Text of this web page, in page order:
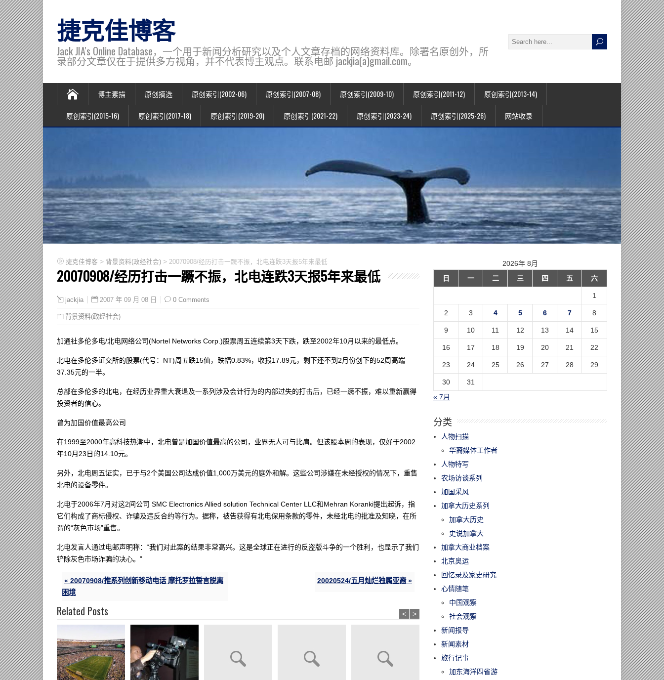
捷克佳博客
Jack JIA's Online Database，一个用于新闻分析研究以及个人文章存档的网络资料库。除署名原创外，所
录部分文章仅在于提供多方视角，并不代表博主观点。联系电邮 jackjia(a)gmail.com。
博主素描 原创摘选 原创索引(2002-06) 原创索引(2007-08) 原创索引(2009-10) 原创索引(2011-12) 原创索引(2013-14)
原创索引(2015-16) 原创索引(2017-18) 原创索引(2019-20) 原创索引(2021-22) 原创索引(2023-24) 原创索引(2025-26) 网站收录
捷克佳博客 > 背景资料(政经社会) > 20070908/经历打击一蹶不振，北电连跌3天报5年来最低
20070908/经历打击一蹶不振，北电连跌3天报5年来最低
jackjia 2007 年 09 月 08 日 0 Comments
背景资料(政经社会)
加通社多伦多电/北电网络公司(Nortel Networks Corp.)股票周五连续第3天下跌，跌至2002年10月以来的最低点。
北电在多伦多证交所的股票(代号：NT)周五跌15仙，跌幅0.83%，收报17.89元，剩下还不到2月份创下的52周高端
37.35元的一半。
总部在多伦多的北电，在经历业界重大衰退及一系列涉及会计行为的内部过失的打击后，已经一蹶不振，难以重新赢得
投资者的信心。
曾为加国价值最高公司
在1999至2000年高科技热潮中，北电曾是加国价值最高的公司，业界无人可与比肩。但该股本周的表现，仅好于2002
年10月23日的14.10元。
另外，北电周五证实，已于与2个美国公司达成价值1,000万美元的庭外和解。这些公司涉嫌在未经授权的情况下，重售
北电的设备零件。
北电于2006年7月对这2间公司 SMC Electronics Allied solution Technical Center LLC和Mehran Koranki提出起诉，指
它们构成了商标侵权、诈骗及违反合约等行为。据称，被告获得有北电保用条款的零件，未经北电的批准及知晓，在所
谓的“灰色市场”重售。
北电发言人通过电邮声明称：“我们对此案的结果非常高兴。这是全球正在进行的反盗版斗争的一个胜利，也显示了我们
铲除灰色市场诈骗的决心。”
« 20070908/推系列创新移动电话 摩托罗拉誓言脱离
困境
20020524/五月灿烂独属亚裔 »
Related Posts < >
2026年 8月
日
一 二 三 四 五 六
1
2 3 4 5 6 7 8
9 10 11 12 13 14 15
16 17 18 19 20 21 22
23 24 25 26 27 28 29
30
31
« 7月
分类
人物扫描
华裔媒体工作者
人物特写
农场访谈系列
加国采风
加拿大历史系列
加拿大历史
史说加拿大
加拿大商业档案
北京奥运
回忆录及家史研究
心情随笔
中国观察
社会观察
新闻报导
新闻素材
旅行记事
加东海洋四省游